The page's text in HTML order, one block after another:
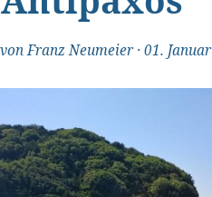
vonFranz Neumeier·01.